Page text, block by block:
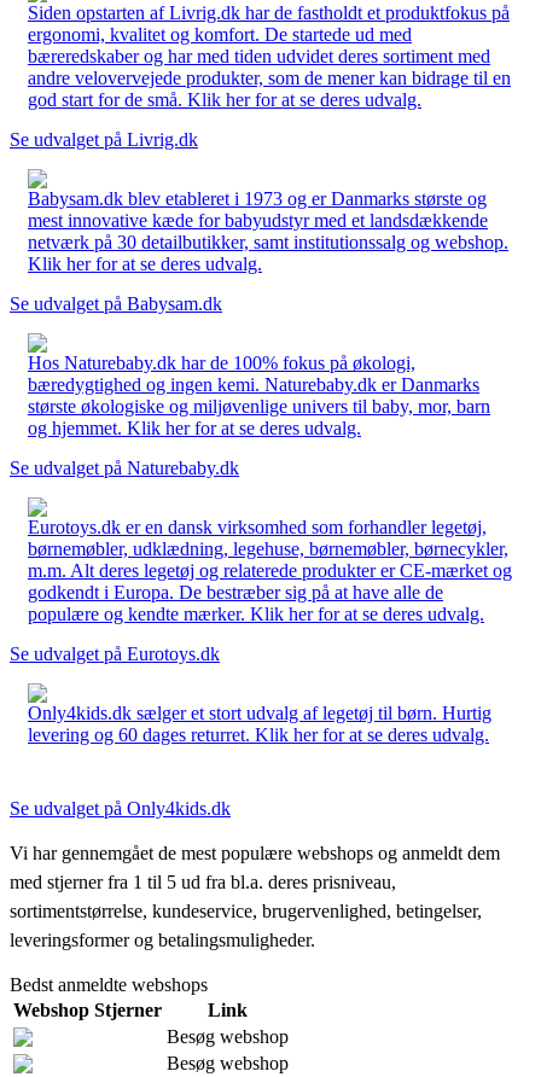
Siden opstarten af Livrig.dk har de fastholdt et produktfokus på
ergonomi, kvalitet og komfort. De startede ud med
bæreredskaber og har med tiden udvidet deres sortiment med
andre velovervejede produkter, som de mener kan bidrage til en
god start for de små. Klik her for at se deres udvalg.
Se udvalget på Livrig.dk
Babysam.dk blev etableret i 1973 og er Danmarks største og
mest innovative kæde for babyudstyr med et landsdækkende
netværk på 30 detailbutikker, samt institutionssalg og webshop.
Klik her for at se deres udvalg.
Se udvalget på Babysam.dk
Hos Naturebaby.dk har de 100% fokus på økologi,
bæredygtighed og ingen kemi. Naturebaby.dk er Danmarks
største økologiske og miljøvenlige univers til baby, mor, barn
og hjemmet. Klik her for at se deres udvalg.
Se udvalget på Naturebaby.dk
Eurotoys.dk er en dansk virksomhed som forhandler legetøj,
børnemøbler, udklædning, legehuse, børnemøbler, børnecykler,
m.m. Alt deres legetøj og relaterede produkter er CE-mærket og
godkendt i Europa. De bestræber sig på at have alle de
populære og kendte mærker. Klik her for at se deres udvalg.
Se udvalget på Eurotoys.dk
Only4kids.dk sælger et stort udvalg af legetøj til børn. Hurtig
levering og 60 dages returret. Klik her for at se deres udvalg.
Se udvalget på Only4kids.dk
Vi har gennemgået de mest populære webshops og anmeldt dem
med stjerner fra 1 til 5 ud fra bl.a. deres prisniveau,
sortimentstørrelse, kundeservice, brugervenlighed, betingelser,
leveringsformer og betalingsmuligheder.
Bedst anmeldte webshops
Webshop Stjerner
Link
Besøg webshop
Besøg webshop